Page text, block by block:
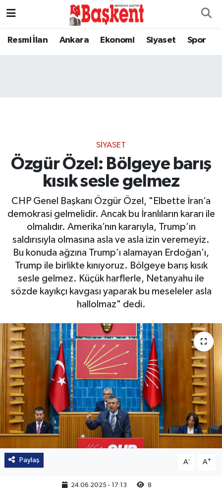
Resmi İlan Ankara Ekonomi Siyaset Spor
SIYASET
Özgür Özel: Bölgeye barış
kısık sesle gelmez
CHP Genel Başkanı Özgür Özel, "Elbette İran’a
demokrasi gelmelidir. Ancak bu İranlıların kararı ile
olmalıdır. Amerika’nın kararıyla, Trump’ın
saldırısıyla olmasına asla ve asla izin veremeyiz.
Bu konuda ağzına Trump’ı alamayan Erdoğan’ı,
Trump ile birlikte kınıyoruz. Bölgeye barış kısık
sesle gelmez. Küçük harflerle, Netanyahu ile
sözde kayıkçı kavgası yaparak bu meseleler asla
hallolmaz" dedi.
Paylaş A- A+
24.06.2025 - 17:13 8